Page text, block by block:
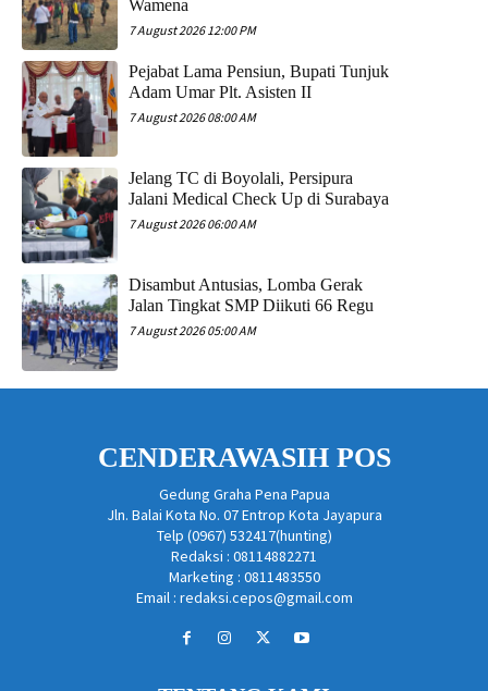
Wamena
7 August 2026 12:00 PM
Pejabat Lama Pensiun, Bupati Tunjuk
Adam Umar Plt. Asisten II
7 August 2026 08:00 AM
Jelang TC di Boyolali, Persipura
Jalani Medical Check Up di Surabaya
7 August 2026 06:00 AM
Disambut Antusias, Lomba Gerak
Jalan Tingkat SMP Diikuti 66 Regu
7 August 2026 05:00 AM
CENDERAWASIH POS
Gedung Graha Pena Papua
Jln. Balai Kota No. 07 Entrop Kota Jayapura
Telp (0967) 532417(hunting)
Redaksi : 08114882271
Marketing : 0811483550
Email : redaksi.cepos@gmail.com